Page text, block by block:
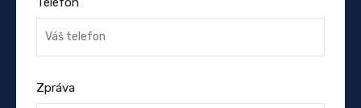
Zpráva